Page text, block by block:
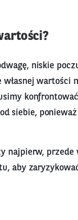
niskie
wartości
siebie,
najpierw, przede
aby